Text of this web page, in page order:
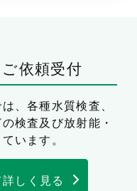
依頼受付
、各種水質検査、
検査及び放射能・
います。
しく見る